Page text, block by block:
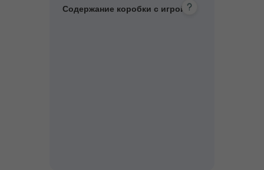
Содержание коробки с игрой